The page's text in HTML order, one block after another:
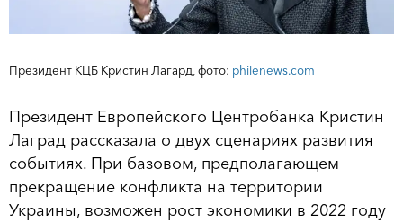
Президент КЦБ Кристин Лагард, фото: philenews.com
Президент Европейского Центробанка Кристин
Лаград рассказала о двух сценариях развития
событиях. При базовом, предполагающем
прекращение конфликта на территории
Украины, возможен рост экономики в 2022 году